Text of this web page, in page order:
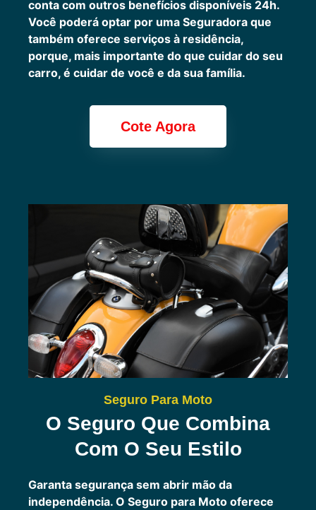
conta com outros benefícios disponíveis 24h.
Você poderá optar por uma Seguradora que
também oferece serviços à residência,
porque, mais importante do que cuidar do seu
carro, é cuidar de você e da sua família.
Cote Agora
Seguro Para Moto
O Seguro Que Combina
Com O Seu Estilo
Garanta segurança sem abrir mão da
independência. O Seguro para Moto oferece